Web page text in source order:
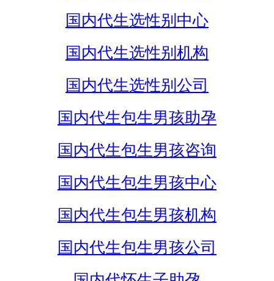
国内代生选性别中心
国内代生选性别机构
国内代生选性别公司
国内代生包生男孩助孕
国内代生包生男孩咨询
国内代生包生男孩中心
国内代生包生男孩机构
国内代生包生男孩公司